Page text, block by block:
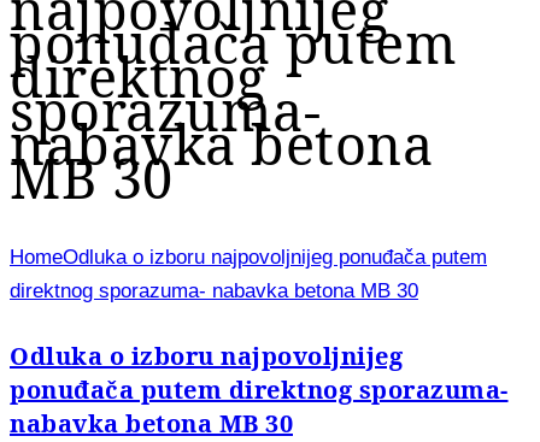
ponuđača putem
direktnog
sporazuma-
nabavka betona
MB 30
HomeOdluka o izboru najpovoljnijeg ponuđača putem
direktnog sporazuma- nabavka betona MB 30
Odluka o izboru najpovoljnijeg
ponuđača putem direktnog sporazuma-
nabavka betona MB 30